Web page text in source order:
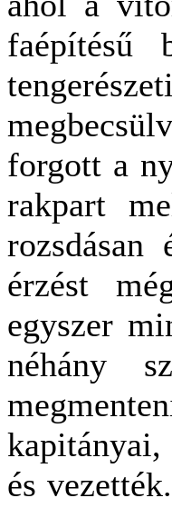
forgott a
rakpart
érzést
egyszer
néhány
és